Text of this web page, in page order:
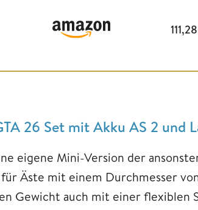
111,28
26 Set mit Akku AS 2 und
eigene Mini-Version der
Äste mit einem Durchmesser
Gewicht auch mit einer flexiblen